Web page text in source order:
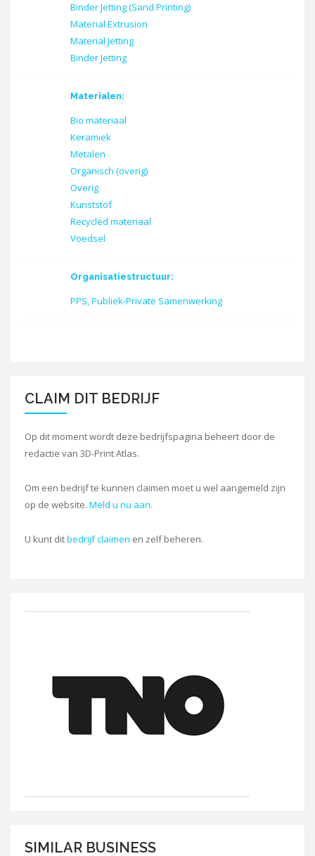
Binder Jetting (Sand Printing)
Material Extrusion
Material Jetting
Binder Jetting
Materialen:
Bio materiaal
Keramiek
Metalen
Organisch (overig)
Overig
Kunststof
Recycled materiaal
Voedsel
Organisatiestructuur:
PPS, Publiek-Private Samenwerking
CLAIM DIT BEDRIJF
Op dit moment wordt deze bedrijfspagina beheert door de
redactie van 3D-Print Atlas.
Om een bedrijf te kunnen claimen moet u wel aangemeld zijn
op de website. Meld u nu aan.
U kunt ditbedrijf claimen en zelf beheren.
SIMILAR BUSINESS